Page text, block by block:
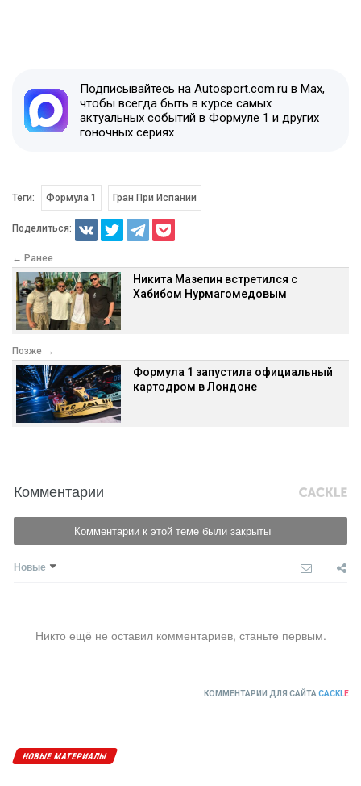
Подписывайтесь на Autosport.com.ru в Max,
чтобы всегда быть в курсе самых
актуальных событий в Формуле 1 и других
гоночных сериях
Теги: Формула 1 Гран При Испании
Поделиться:
← Ранее
Никита Мазепин встретился с
Хабибом Нурмагомедовым
Позже →
Формула 1 запустила официальный
картодром в Лондоне
Комментарии
Комментарии к этой теме были закрыты
Новые
Никто ещё не оставил комментариев, станьте первым.
КОММЕНТАРИИ ДЛЯ САЙТА CACKLE
НОВЫЕ МАТЕРИАЛЫ